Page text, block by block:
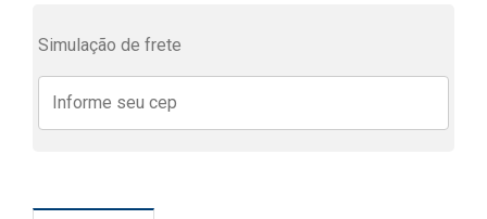
Simulação de frete